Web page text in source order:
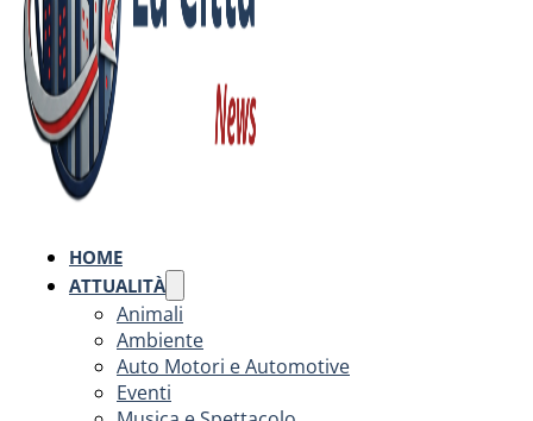
HOME
ATTUALITÀ
Animali
Ambiente
Auto Motori e Automotive
Eventi